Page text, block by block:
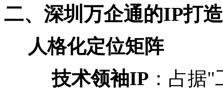
二、深圳万企通的IP打
人格化定位矩阵
技术领袖IP ：占据"